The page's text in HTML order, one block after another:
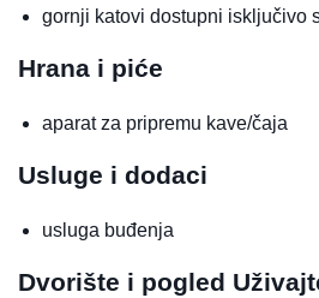
gornji katovi dostupni isključivo
Hrana i piće
aparat za pripremu kave/čaja
Usluge i dodaci
usluga buđenja
Dvorište i pogled